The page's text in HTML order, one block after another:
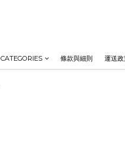
CATEGORIES 條款與細則 運送